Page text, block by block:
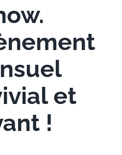
et
!